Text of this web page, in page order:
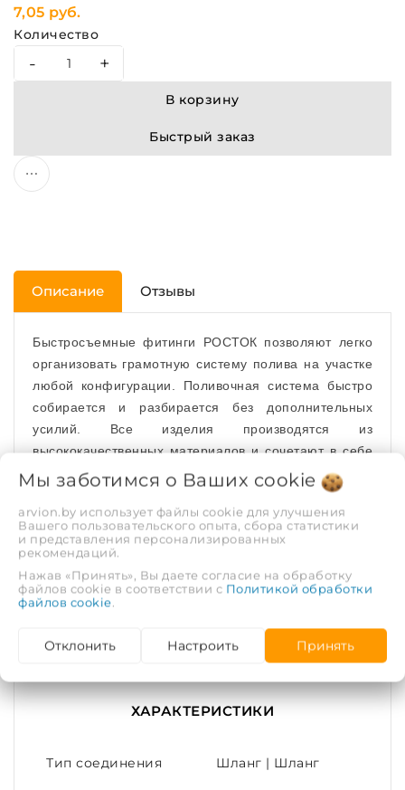
7,05 руб.
Количество
- +
В корзину
Быстрый заказ
Описание Отзывы
Быстросъемные фитинги РОСТОК позволяют легко
организовать грамотную систему полива на участке
любой конфигурации. Поливочная система быстро
собирается и разбирается без дополнительных
усилий. Все изделия производятся из
высококачественных материалов и сочетают в себе
долговечность, функциональность, доступную цену.
Тройник цанговыйприменяется для разветвления
шлангов.
Диаметр 2 шланга: 3/4"
ХАРАКТЕРИСТИКИ
Тип соединения Шланг | Шланг
Мы заботимся о Ваших cookie
arvion.by использует файлы cookie для улучшения
Вашего пользовательского опыта, сбора статистики
и представления персонализированных
рекомендаций.
Нажав «Принять», Вы даете согласие на обработку
файлов cookie в соответствии с Политикой обработки
файлов cookie.
Отклонить Настроить Принять